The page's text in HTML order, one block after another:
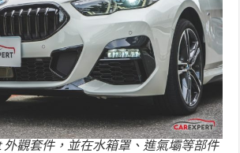
外觀套件，並在水箱罩、進氣壩等部件